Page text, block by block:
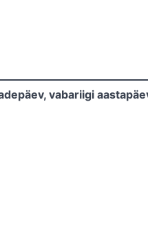
vabariigi